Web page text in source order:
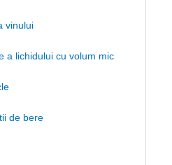
vinului
a lichidului cu volum mic
de bere